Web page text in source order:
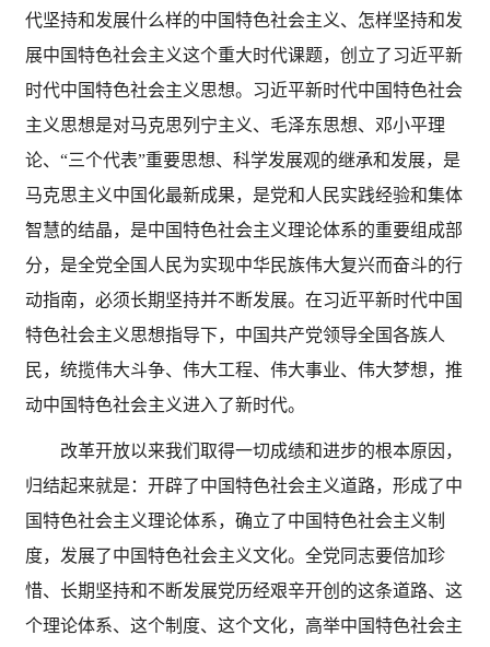
代坚持和发展什么样的中国特色社会主义、怎样坚持和发
展中国特色社会主义这个重大时代课题，创立了习近平新
时代中国特色社会主义思想。习近平新时代中国特色社会
主义思想是对马克思列宁主义、毛泽东思想、邓小平理
论、“三个代表”重要思想、科学发展观的继承和发展，是
马克思主义中国化最新成果，是党和人民实践经验和集体
智慧的结晶，是中国特色社会主义理论体系的重要组成部
分，是全党全国人民为实现中华民族伟大复兴而奋斗的行
动指南，必须长期坚持并不断发展。在习近平新时代中国
特色社会主义思想指导下，中国共产党领导全国各族人
民，统揽伟大斗争、伟大工程、伟大事业、伟大梦想，推
动中国特色社会主义进入了新时代。
改革开放以来我们取得一切成绩和进步的根本原因，
归结起来就是：开辟了中国特色社会主义道路，形成了中
国特色社会主义理论体系，确立了中国特色社会主义制
度，发展了中国特色社会主义文化。全党同志要倍加珍
惜、长期坚持和不断发展党历经艰辛开创的这条道路、这
个理论体系、这个制度、这个文化，高举中国特色社会主